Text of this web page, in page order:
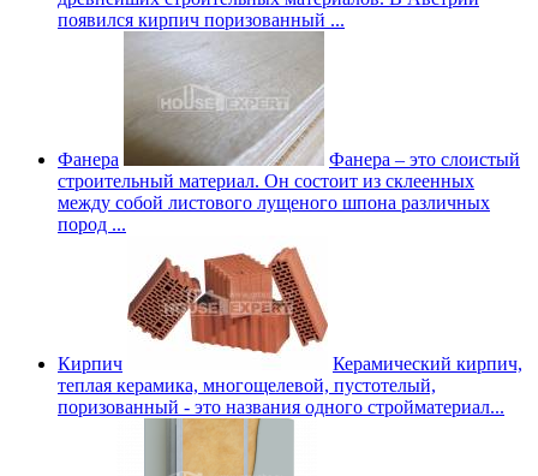
появился кирпич поризованный ...
Фанера
Фанера – это слоистый
строительный материал. Он состоит из склеенных
между собой листового лущеного шпона различных
пород ...
Кирпич
Керамический кирпич,
теплая керамика, многощелевой, пустотелый,
поризованный - это названия одного стройматериал...